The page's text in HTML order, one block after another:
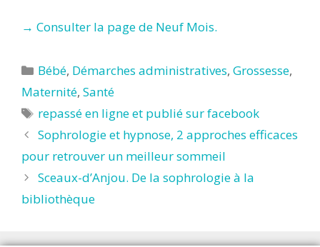
→ Consulter la page de Neuf Mois.
Catégories
Bébé, Démarches administratives,Grossesse,
Maternité, Santé
Étiquettes
repassé en ligne et publié sur facebook
Sophrologie et hypnose, 2 approches efficaces
pour retrouver un meilleur sommeil
Sceaux-d’Anjou. De la sophrologie à la
bibliothèque